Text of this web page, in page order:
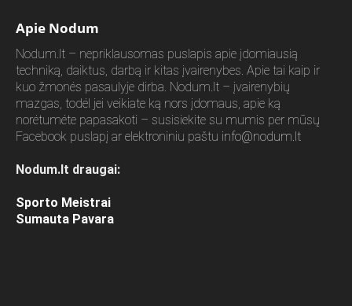
Apie Nodum
Nodum.lt – nepriklausomas puslapis apie įdomiausią
techniką, daiktus, darbą ir kitas įvairenybes. Apie tai kaip ir
kuo žmonės pasaulyje dirba. Nodum.lt – įvairenybių
mazgas, todėl jei veikiate ką nors įdomaus, apie ką
norėtumėte papasakoti – susisiekite su mumis per mūsų
Facebook puslapį ar elektroniniu paštu info@nodum.lt
Nodum.lt draugai:
Sporto Meistrai
Sumauta Pavara